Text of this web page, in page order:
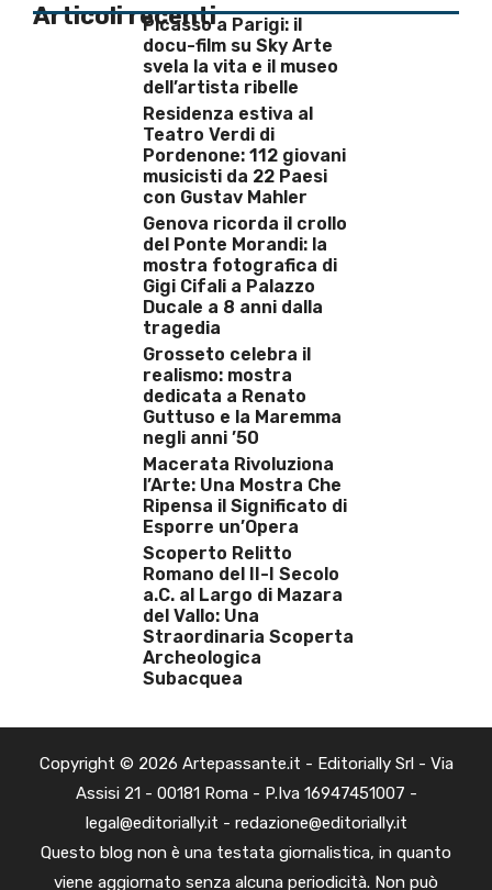
Articoli recentiPicasso a Parigi: il
docu-film su Sky Arte
svela la vita e il museo
dell’artista ribelle
Residenza estiva al
Teatro Verdi di
Pordenone: 112 giovani
musicisti da 22 Paesi
con Gustav Mahler
Genova ricorda il crollo
del Ponte Morandi: la
mostra fotografica di
Gigi Cifali a Palazzo
Ducale a 8 anni dalla
tragedia
Grosseto celebra il
realismo: mostra
dedicata a Renato
Guttuso e la Maremma
negli anni ’50
Macerata Rivoluziona
l’Arte: Una Mostra Che
Ripensa il Significato di
Esporre un’Opera
Scoperto Relitto
Romano del II-I Secolo
a.C. al Largo di Mazara
del Vallo: Una
Straordinaria Scoperta
Archeologica
Subacquea
Copyright © 2026 Artepassante.it - Editorially Srl - Via
Assisi 21 - 00181 Roma - P.Iva 16947451007 -
legal@editorially.it - redazione@editorially.it
Questo blog non è una testata giornalistica, in quanto
viene aggiornato senza alcuna periodicità. Non può